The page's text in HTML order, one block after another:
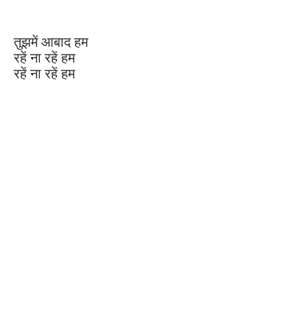
तुझमें आबाद हम
रहें ना रहें हम
रहें ना रहें हम